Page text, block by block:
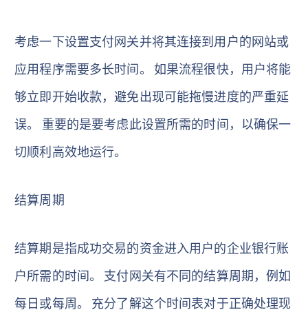
考虑一下设置支付网关并将其连接到用户的网站或
应用程序需要多长时间。 如果流程很快，用户将能
够立即开始收款，避免出现可能拖慢进度的严重延
误。 重要的是要考虑此设置所需的时间，以确保一
切顺利高效地运行。
结算周期
结算期是指成功交易的资金进入用户的企业银行账
户所需的时间。 支付网关有不同的结算周期，例如
每日或每周。 充分了解这个时间表对于正确处理现